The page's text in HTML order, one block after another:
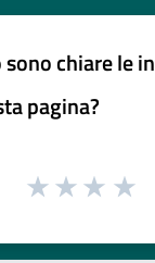
sono chiare le
pagina?